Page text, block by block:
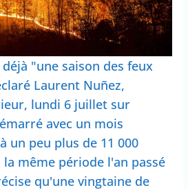
"une saison des feux
Laurent Nuñez,
lundi 6 juillet sur
avec un mois
un peu plus de 11 000
même période l'an passé
qu'une vingtaine de